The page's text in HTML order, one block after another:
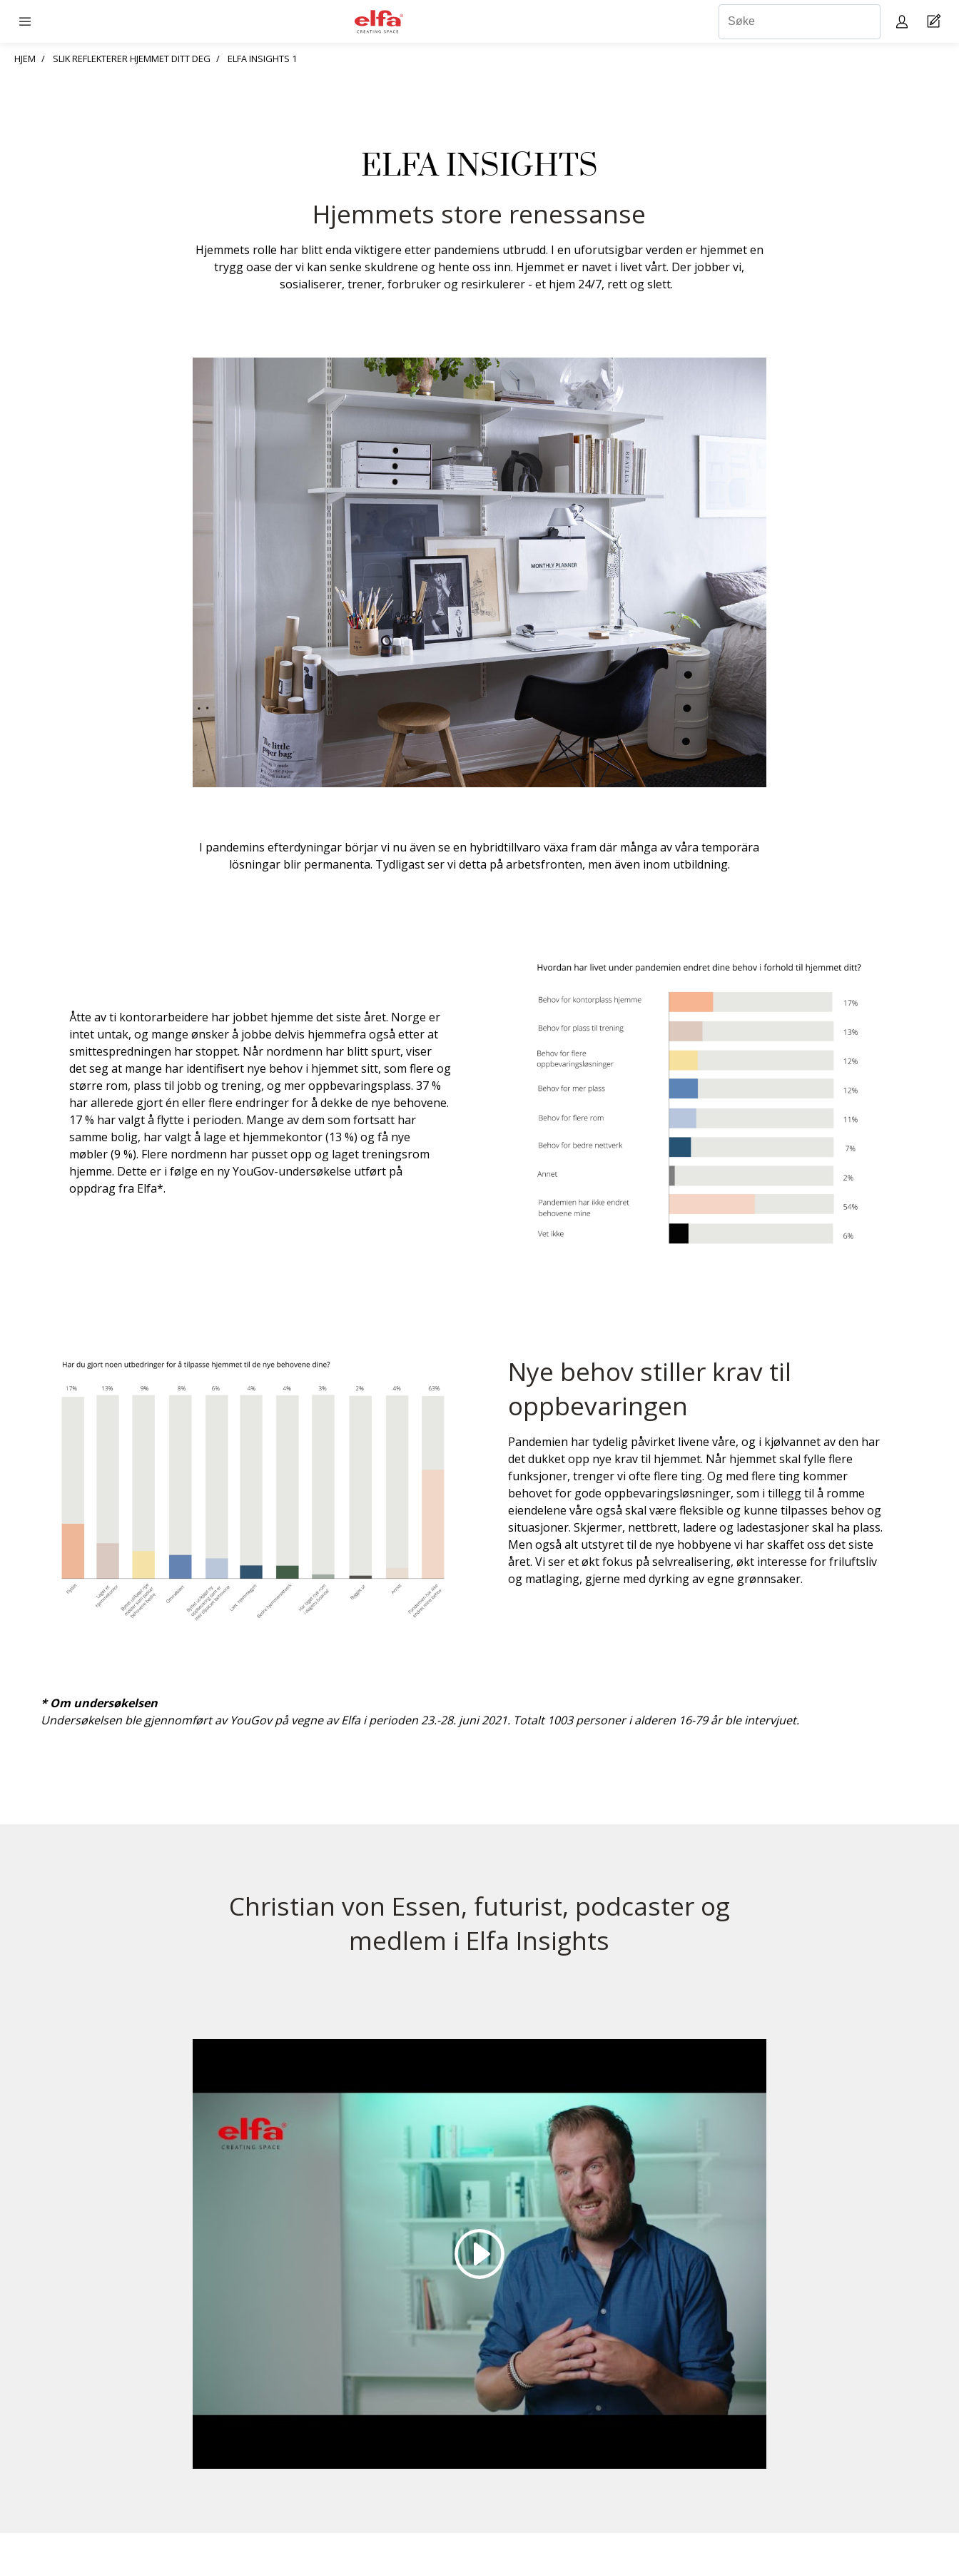
HJEM SLIK REFLEKTERER HJEMMET DITT DEG ELFA INSIGHTS 1
ELFA INSIGHTS
Hjemmets store renessanse
Hjemmets rolle har blitt enda viktigere etter pandemiens utbrudd. I en uforutsigbar verden er hjemmet en
trygg oase der vi kan senke skuldrene og hente oss inn. Hjemmet er navet i livet vårt. Der jobber vi,
sosialiserer, trener, forbruker og resirkulerer - et hjem 24/7, rett og slett.
I pandemins efterdyningar börjar vi nu även se en hybridtillvaro växa fram där många av våra temporära
lösningar blir permanenta. Tydligast ser vi detta på arbetsfronten, men även inom utbildning.
Åtte av ti kontorarbeidere har jobbet hjemme det siste året. Norge er
intet untak, og mange ønsker å jobbe delvis hjemmefra også etter at
smittespredningen har stoppet. Når nordmenn har blitt spurt, viser
det seg at mange har identifisert nye behov i hjemmet sitt, som flere og
større rom, plass til jobb og trening, og mer oppbevaringsplass. 37 %
har allerede gjort én eller flere endringer for å dekke de nye behovene.
17 % har valgt å flytte i perioden. Mange av dem som fortsatt har
samme bolig, har valgt å lage et hjemmekontor (13 %) og få nye
møbler (9 %). Flere nordmenn har pusset opp og laget treningsrom
hjemme. Dette er i følge en ny YouGov-undersøkelse utført på
oppdrag fra Elfa*.
Nye behov stiller krav til
oppbevaringen
Pandemien har tydelig påvirket livene våre, og i kjølvannet av den har
det dukket opp nye krav til hjemmet. Når hjemmet skal fylle flere
funksjoner, trenger vi ofte flere ting. Og med flere ting kommer
behovet for gode oppbevaringsløsninger, som i tillegg til å romme
eiendelene våre også skal være fleksible og kunne tilpasses behov og
situasjoner. Skjermer, nettbrett, ladere og ladestasjoner skal ha plass.
Men også alt utstyret til de nye hobbyene vi har skaffet oss det siste
året. Vi ser et økt fokus på selvrealisering, økt interesse for friluftsliv
og matlaging, gjerne med dyrking av egne grønnsaker.
* Om undersøkelsen
Undersøkelsen ble gjennomført av YouGov på vegne av Elfa i perioden 23.-28. juni 2021. Totalt 1003 personer i alderen 16-79 år ble intervjuet.
Christian von Essen, futurist, podcaster og
medlem i Elfa Insights